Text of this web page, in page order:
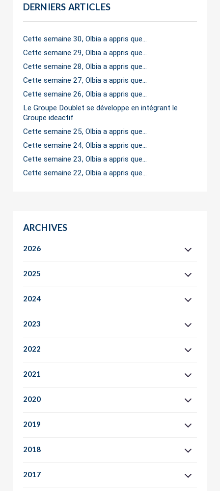
DERNIERS ARTICLES
Cette semaine 30, Olbia a appris que…
Cette semaine 29, Olbia a appris que…
Cette semaine 28, Olbia a appris que…
Cette semaine 27, Olbia a appris que…
Cette semaine 26, Olbia a appris que…
Le Groupe Doublet se développe en intégrant le
Groupe ideactif
Cette semaine 25, Olbia a appris que…
Cette semaine 24, Olbia a appris que…
Cette semaine 23, Olbia a appris que…
Cette semaine 22, Olbia a appris que…
ARCHIVES
2026
2025
2024
2023
2022
2021
2020
2019
2018
2017